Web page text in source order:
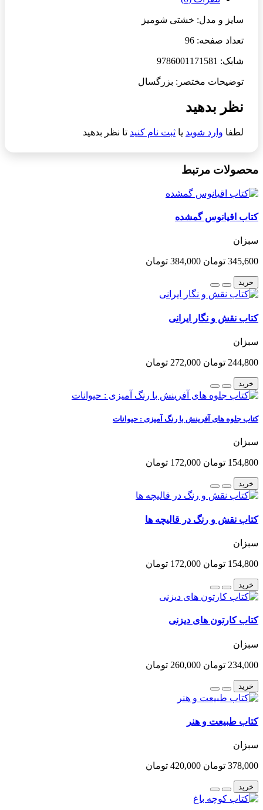
سایز و مدل: خشتی شومیز
تعداد صفحه: 96
شابک: 9786001171581
توضیحات مختصر: بزرگسال
نظر بدهید
لطفا وارد شوید یا ثبت نام کنید تا نظر بدهید
محصولات مرتبط
کتاب اقیانوس گمشده
سبزان
345,600 تومان 384,000 تومان
خرید
کتاب نقش و نگار ایرانی
سبزان
244,800 تومان 272,000 تومان
خرید
کتاب جلوه های آفرینش با رنگ آمیزی : حیوانات
سبزان
154,800 تومان 172,000 تومان
خرید
کتاب نقش و رنگ در قالیچه ها
سبزان
154,800 تومان 172,000 تومان
خرید
کتاب کارتون های دیزنی
سبزان
234,000 تومان 260,000 تومان
خرید
کتاب طبیعت و هنر
سبزان
378,000 تومان 420,000 تومان
خرید